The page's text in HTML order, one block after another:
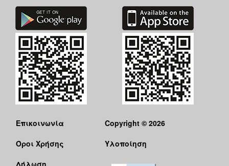
Επικοινωνία
Όροι Χρήσης
Δήλωση
Copyright © 2026
Υλοποίηση